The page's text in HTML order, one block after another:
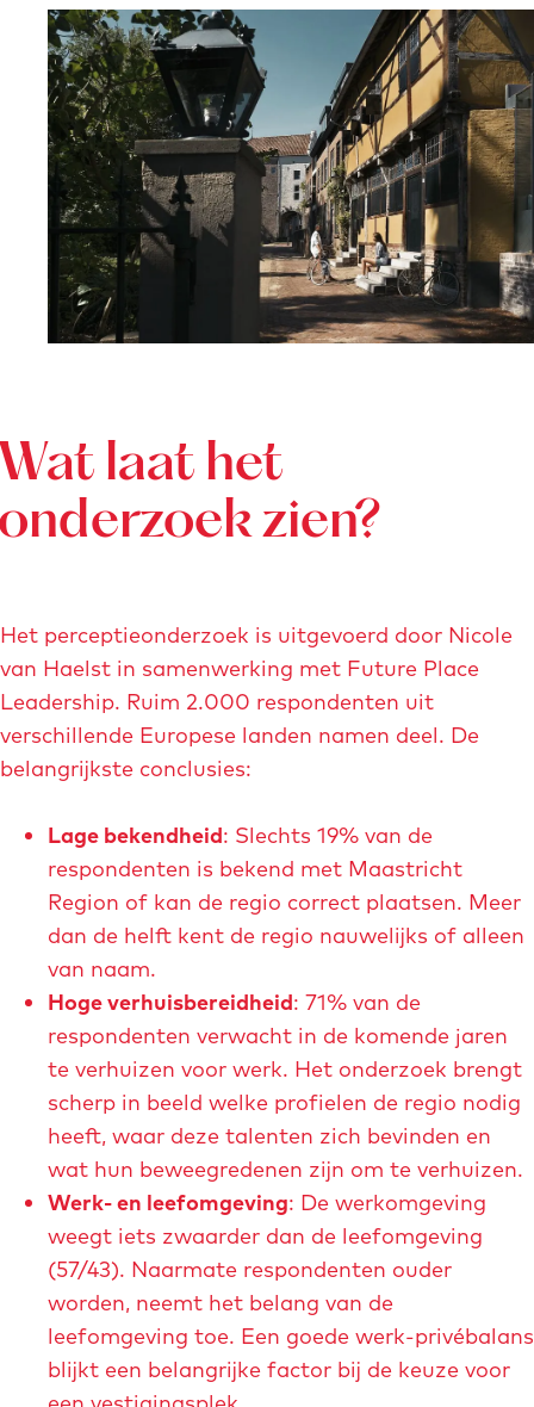
O
p
e
n
p
o
p
m
e
e
r
g
e
a
f
b
e
l
d
i
n
g
i
n
l
i
m
b
u
r
g
-
s
i
laat het
zien?
Het perceptieonderzoek is uitgevoerd door Nicole
van Haelst in samenwerking met Future Place
Leadership. Ruim 2.000 respondenten uit
verschillende Europese landen namen deel. De
belangrijkste conclusies:
Lage bekendheid: Slechts 19% van de
respondenten is bekend met Maastricht
Region of kan de regio correct plaatsen. Meer
dan de helft kent de regio nauwelijks of alleen
van naam.
Hoge verhuisbereidheid: 71% van de
respondenten verwacht in de komende jaren
te verhuizen voor werk. Het onderzoek brengt
scherp in beeld welke profielen de regio nodig
heeft, waar deze talenten zich bevinden en
wat hun beweegredenen zijn om te verhuizen.
Werk- en leefomgeving: De werkomgeving
weegt iets zwaarder dan de leefomgeving
(57/43). Naarmate respondenten ouder
worden, neemt het belang van de
leefomgeving toe. Een goede werk-privébalans
blijkt een belangrijke factor bij de keuze voor